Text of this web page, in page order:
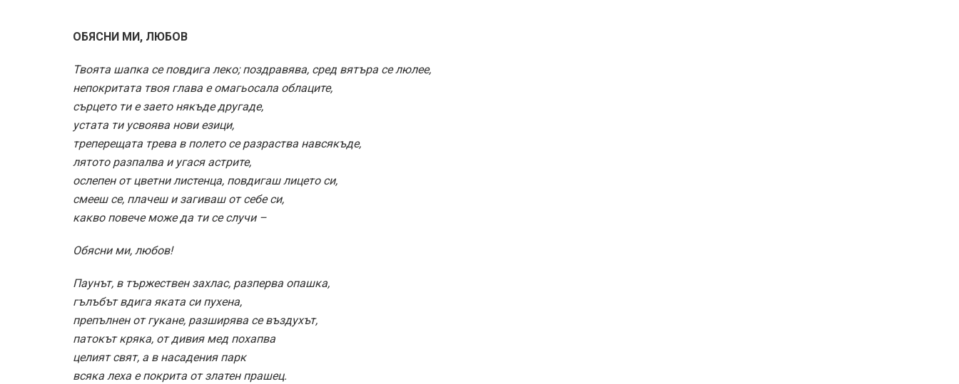
ОБЯСНИ МИ, ЛЮБОВ
Твоята шапка се повдига леко; поздравява, сред вятъра се люлее,
непокритата твоя глава е омагьосала облаците,
сърцето ти е заето някъде другаде,
устата ти усвоява нови езици,
треперещата трева в полето се разраства навсякъде,
лятото разпалва и угася астрите,
ослепен от цветни листенца, повдигаш лицето си,
смееш се, плачеш и загиваш от себе си,
какво повече може да ти се случи –
Обясни ми, любов!
Паунът, в тържествен захлас, разперва опашка,
гълъбът вдига яката си пухена,
препълнен от гукане, разширява се въздухът,
патокът кряка, от дивия мед похапва
целият свят, а в насадения парк
всяка леха е покрита от златен прашец.